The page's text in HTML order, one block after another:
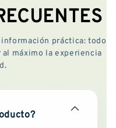
práctica: todo
máximo la experiencia